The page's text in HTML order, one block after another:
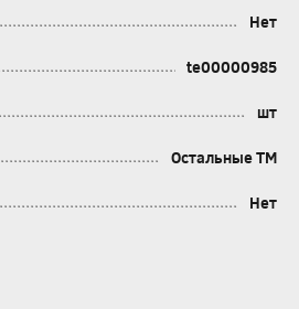
Нет
te00000985
шт
Остальные ТМ
Нет